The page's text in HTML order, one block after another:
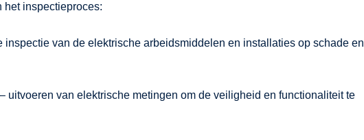
het inspectieproces:
inspectie van de elektrische arbeidsmiddelen en installaties op schade en
– uitvoeren van elektrische metingen om de veiligheid en functionaliteit te